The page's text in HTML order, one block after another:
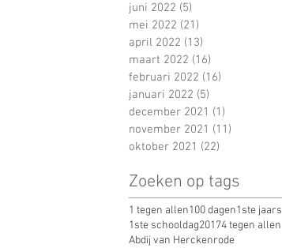
juni 2022 (5)
mei 2022 (21)
april 2022 (13)
maart 2022 (16)
februari 2022 (16)
januari 2022 (5)
december 2021 (1)
november 2021 (11)
oktober 2021 (22)
Zoeken op tags
1 tegen allen100 dagen1ste jaars
1ste schooldag20174 tegen allen
Abdij van Herckenrode